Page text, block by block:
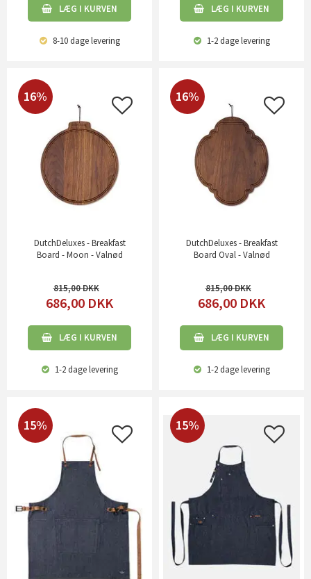
LÆG I KURVEN
8-10 dagelevering
LÆG I KURVEN
1-2 dagelevering
16%
DutchDeluxes - Breakfast
Board - Moon - Valnød
815,00
686,00 DKK
LÆG I KURVEN
1-2 dagelevering
16%
DutchDeluxes - Breakfast
Board Oval - Valnød
815,00
686,00 DKK
LÆG I KURVEN
1-2 dagelevering
15% 15%